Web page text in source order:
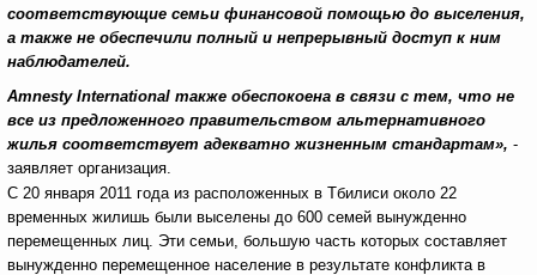
соответствующие семьи финансовой помощью до выселения,
а также не обеспечили полный и непрерывный доступ к ним
наблюдателей.
Amnesty International также обеспокоена в связи с тем, что не
все из предложенного правительством альтернативного
жилья соответствует адекватно жизненным стандартам», -
заявляет организация.
С 20 января 2011 года из расположенных в Тбилиси около 22
временных жилишь были выселены до 600 семей вынужденно
перемещенных лиц. Эти семьи, большую часть которых составляет
вынужденно перемещенное население в результате конфликта в